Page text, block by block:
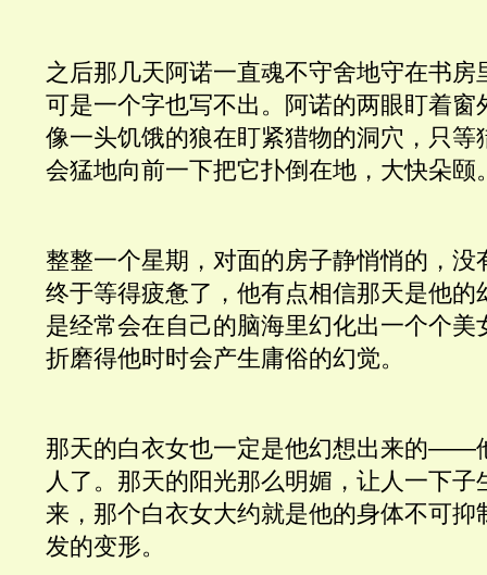
之后那几天阿诺一直魂不守舍地守在书房
可是一个字也写不出。阿诺的两眼盯着窗
像一头饥饿的狼在盯紧猎物的洞穴，只等
会猛地向前一下把它扑倒在地，大快朵颐
整整一个星期，对面的房子静悄悄的，没
终于等得疲惫了，他有点相信那天是他的
是经常会在自己的脑海里幻化出一个个美
折磨得他时时会产生庸俗的幻觉。
那天的白衣女也一定是他幻想出来的——
人了。那天的阳光那么明媚，让人一下子
来，那个白衣女大约就是他的身体不可抑
发的变形。